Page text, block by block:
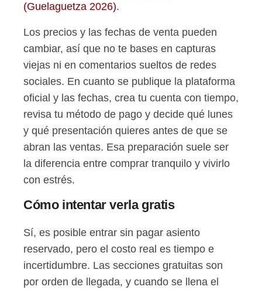
(Guelaguetza 2026).
Los precios y las fechas de venta pueden
cambiar, así que no te bases en capturas
viejas ni en comentarios sueltos de redes
sociales. En cuanto se publique la plataforma
oficial y las fechas, crea tu cuenta con tiempo,
revisa tu método de pago y decide qué lunes
y qué presentación quieres antes de que se
abran las ventas. Esa preparación suele ser
la diferencia entre comprar tranquilo y vivirlo
con estrés.
Cómo intentar verla gratis
Sí, es posible entrar sin pagar asiento
reservado, pero el costo real es tiempo e
incertidumbre. Las secciones gratuitas son
por orden de llegada, y cuando se llena el